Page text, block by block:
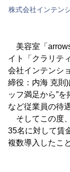
株式会社インテン
美容室「
イト「クラリテ
会社インテンシ
締役：内海 克則
ッフ満足から”
など従業員の待
そしてこの度
35名に対して賃
複数導入したこ